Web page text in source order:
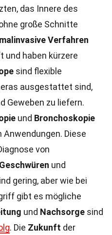
das Innere des
große Schnitte
Verfahren
und haben kürzere
sind flexible
ausgestattet sind,
Geweben zu liefern.
und Bronchoskopie
Diese
von
Geschwüren und
gering, aber wie bei
gibt es mögliche
und Nachsorge sind
. Die Zukunft der